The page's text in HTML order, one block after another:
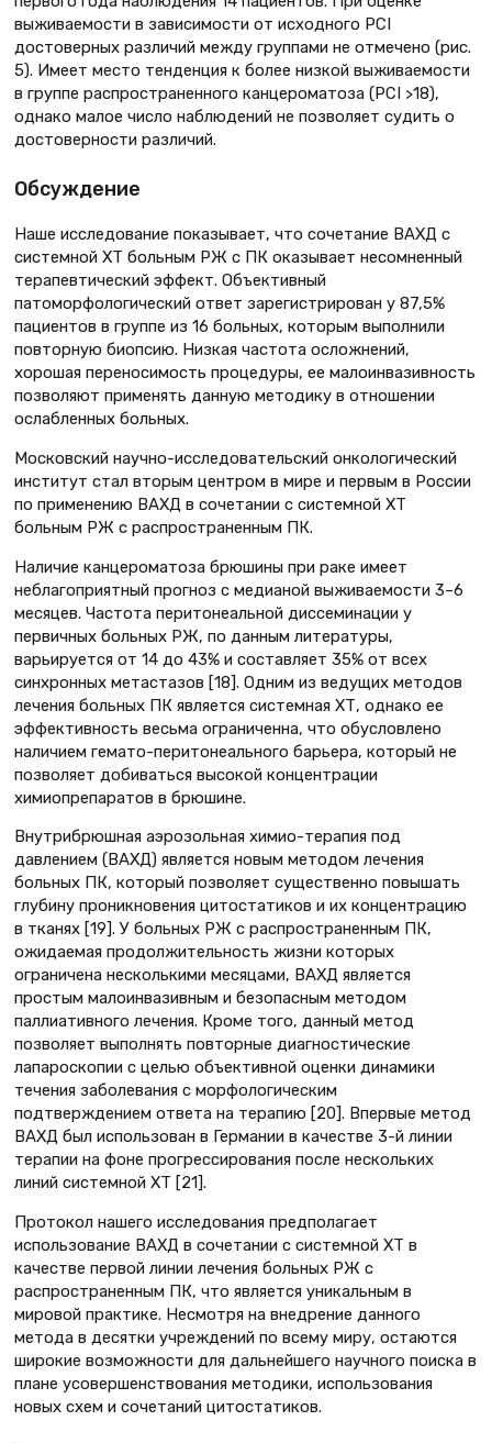
выживаемости в зависимости от исходного PCI
достоверных различий между группами не отмечено (рис.
5). Имеет место тенденция к более низкой выживаемости
в группе распространенного канцероматоза (PCI >18),
однако малое число наблюдений не позволяет судить о
достоверности различий.
Обсуждение
Наше исследование показывает, что сочетание ВАХД с
системной ХТ больным РЖ с ПК оказывает несомненный
терапевтический эффект. Объективный
патоморфологический ответ зарегистрирован у 87,5%
пациентов в группе из 16 больных, которым выполнили
повторную биопсию. Низкая частота осложнений,
хорошая переносимость процедуры, ее малоинвазивность
позволяют применять данную методику в отношении
ослабленных больных.
Московский научно-исследовательский онкологический
институт стал вторым центром в мире и первым в России
по применению ВАХД в сочетании с системной ХТ
больным РЖ с распространенным ПК.
Наличие канцероматоза брюшины при раке имеет
неблагоприятный прогноз с медианой выживаемости 3–6
месяцев. Частота перитонеальной диссеминации у
первичных больных РЖ, по данным литературы,
варьируется от 14 до 43% и составляет 35% от всех
синхронных метастазов [18]. Одним из ведущих методов
лечения больных ПК является системная ХТ, однако ее
эффективность весьма ограниченна, что обусловлено
наличием гемато-перитонеального барьера, который не
позволяет добиваться высокой концентрации
химиопрепаратов в брюшине.
Внутрибрюшная аэрозольная химио-терапия под
давлением (ВАХД) является новым методом лечения
больных ПК, который позволяет существенно повышать
глубину проникновения цитостатиков и их концентрацию
в тканях [19]. У больных РЖ с распространенным ПК,
ожидаемая продолжительность жизни которых
ограничена несколькими месяцами, ВАХД является
простым малоинвазивным и безопасным методом
паллиативного лечения. Кроме того, данный метод
позволяет выполнять повторные диагностические
лапароскопии с целью объективной оценки динамики
течения заболевания с морфологическим
подтверждением ответа на терапию [20]. Впервые метод
ВАХД был использован в Германии в качестве 3-й линии
терапии на фоне прогрессирования после нескольких
линий системной ХТ [21].
Протокол нашего исследования предполагает
использование ВАХД в сочетании с системной ХТ в
качестве первой линии лечения больных РЖ с
распространенным ПК, что является уникальным в
мировой практике. Несмотря на внедрение данного
метода в десятки учреждений по всему миру, остаются
широкие возможности для дальнейшего научного поиска в
плане усовершенствования методики, использования
новых схем и сочетаний цитостатиков.